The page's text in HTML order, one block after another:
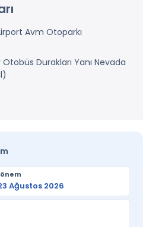
Avm Otoparkı
Durakları Yanı Nevada